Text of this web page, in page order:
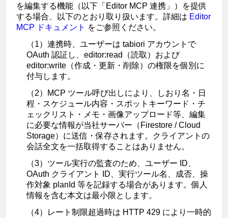
を編集する機能（以下「Editor MCP 連携」）を提供
する場合、以下のとおり取り扱います。詳細は Editor
MCP ドキュメント をご参照ください。
（1）連携時、ユーザーは tabiori アカウントで
OAuth 認証し、 editor:read
（読取）および
editor:write （作成・更新・削除）の権限を個別に
付与します。
（2）MCP ツール呼び出しにより、しおり名・日
程・スケジュール内容・スポットキーワード・チ
ェックリスト・メモ・画像アップロード等、編集
に必要な情報が当社サーバー（Firestore / Cloud
Storage）に送信・保存されます。クライアントの
会話全文を一括取得することはありません。
（3）ツール実行の監査のため、ユーザー ID、
OAuth クライアント ID、実行ツール名、成否、操
作対象 planId 等を記録する場合があります。個人
情報を含む本文は最小限とします。
（4）レート制限超過時は HTTP 429 により一時的